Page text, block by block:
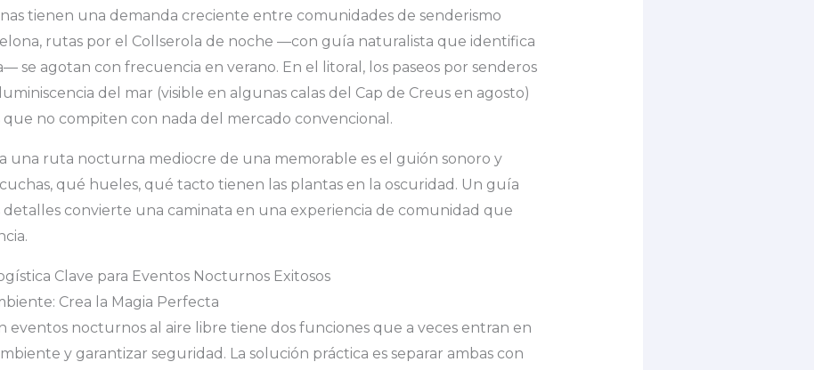
tienen una demanda creciente entre comunidades de senderismo
rutas por el Collserola de noche —con guía naturalista que identifica
se agotan con frecuencia en verano. En el litoral, los paseos por senderos
del mar (visible en algunas calas del Cap de Creus en agosto)
que no compiten con nada del mercado convencional.
una ruta nocturna mediocre de una memorable es el guión sonoro y
qué hueles, qué tacto tienen las plantas en la oscuridad. Un guía
detalles convierte una caminata en una experiencia de comunidad que
Clave para Eventos Nocturnos Exitosos
Crea la Magia Perfecta
eventos nocturnos al aire libre tiene dos funciones que a veces entran en
y garantizar seguridad. La solución práctica es separar ambas con